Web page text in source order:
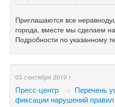
Приглашаются все
города, вместе мы сделаем
Подробности по указанному
03 сентября 2019 г.
Пресс-центр → Перечень
фиксации нарушений